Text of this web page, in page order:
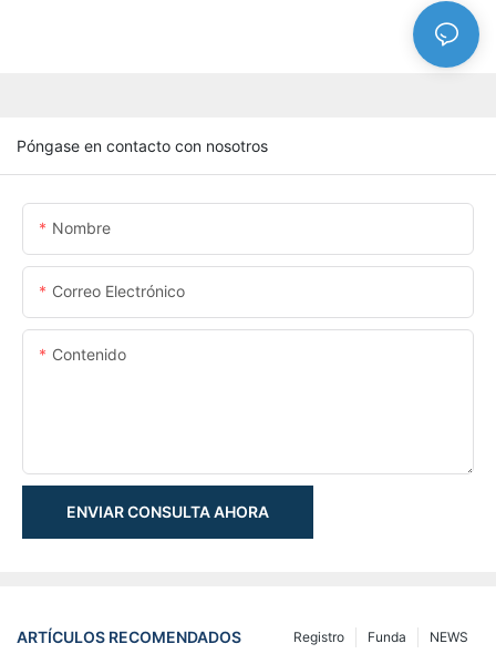
Póngase en contacto con nosotros
Nombre
Correo Electrónico
Contenido
ENVIAR CONSULTA AHORA
ARTÍCULOS RECOMENDADOS NEWS
Funda
Registro